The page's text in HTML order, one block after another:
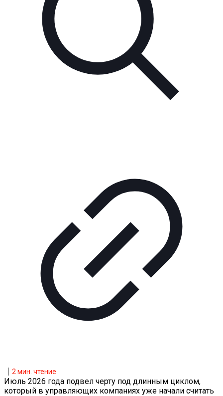
2мин. чтение
Июль 2026 года подвел черту под длинным циклом,
который в управляющих компаниях уже начали считать